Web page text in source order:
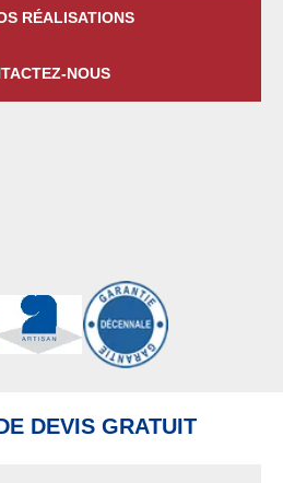
RÉALISATIONS
NOUS
DEVIS GRATUIT